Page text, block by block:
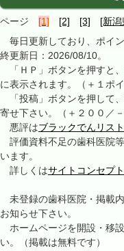
ページ [1] [2] [3] [新
毎日更新しており、ポイ
終更新日：2026/08/10。
「ＨＰ」ボタンを押すと
に表示されます。（＋１ポイ
「投稿」ボタンを押して
寄せ下さい。（＋２００／
悪評はブラックでんリスト
評価資料不足の歯科医院
います。
詳しくはサイトコンセプト
未登録の歯科医院・掲載
お知らせ下さい。
ホームページを開設・移
い。（掲載は無料です）